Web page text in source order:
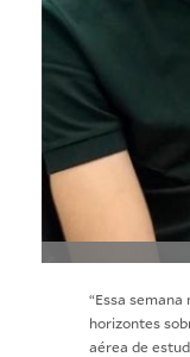
“Essa
horizontes
aérea de